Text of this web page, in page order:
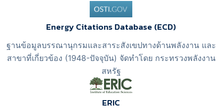
Energy Citations Database (ECD)
ฐานข้อมูลบรรณานุกรมและสาระสังเขปทางด้านพลังงาน และ
สาขาที่เกี่ยวข้อง (1948-ปัจจุบัน) จัดทำโดย กระทรวงพลังงาน
สหรัฐ
ERIC